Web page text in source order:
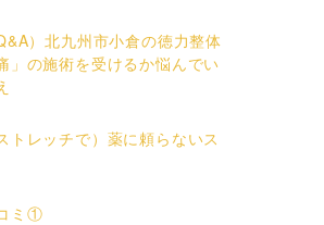
）北九州市小倉の徳力整体
」の施術を受けるか悩んでい
トレッチで）薬に頼らないス
ミ①